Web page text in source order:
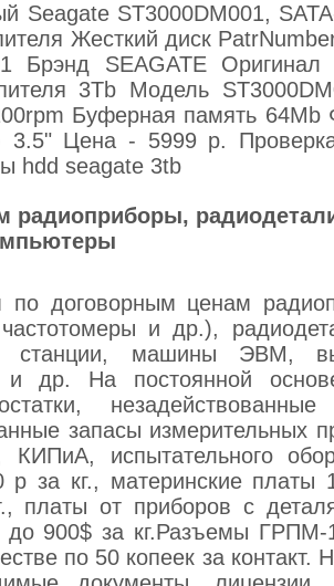
Seagate ST3000DM001,
Жесткий диск
Брэнд SEAGATE
3Tb Модель
Буферная память 64Mb
3.5" Цена - 5999 р.
hdd seagate 3tb
радиоприборы,
по договорным ценам
частотомеры и др.),
машины ЭВМ,
и др. На постоянной
запасы измерительных
КИПиА, испытательного
р за кг., материнские платы
платы от приборов с
до 900$ за кг.Разъемы ГРПМ-
по 50 копеек за контакт.